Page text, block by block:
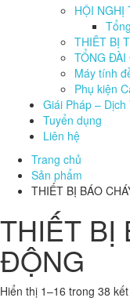
HỘI NGHỊ
THIÊT BỊ
TỔNG ĐÀI
Máy tính
Phụ kiện
Giái Pháp – Dịch
Tuyển dụng
Liên hệ
Trang chủ
Sản phẩm
THIẾT BỊ BÁO
THIẾT BỊ
ĐỘNG
Hiển thị 1–16 trong 38